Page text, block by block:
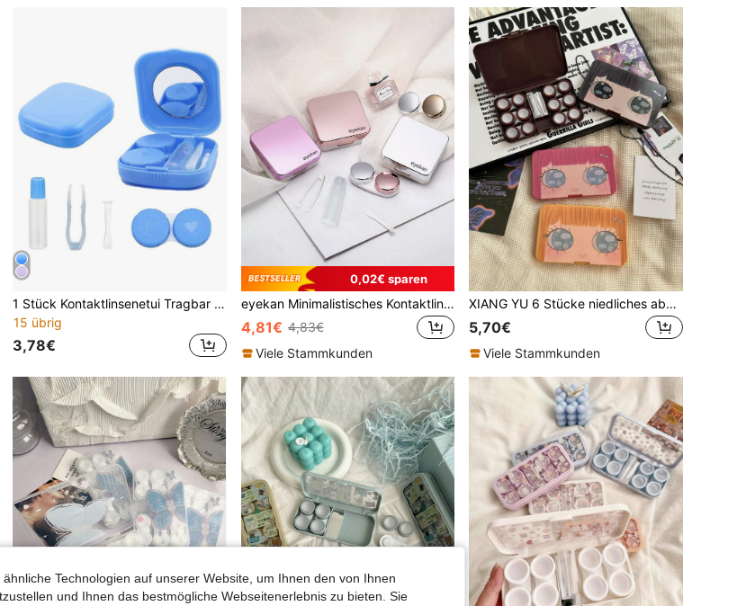
1 Stück Kontaktlinsenetui Tragbar Hygiene Kontaktlinsenbox Reise Set mit Spiegel Kontaktlinsen-Saugpinzette Blau
15 übrig
3,78€
0,02€ sparen
eyekan Minimalistisches Kontaktlinsenetui mit Spiegel, tragbares auslaufsicheres Kontaktlinsenetui-Set mit Spiegel, geeignet zum Einweichen von Kontaktlinsen für Reisen und Zuhause. Schule
4,81€ 4,83€
Viele Stammkunden
XIANG YU 6 Stücke niedliches abstraktes Kontaktlinsen-Etui-Set, tragbares auslaufsicheres Linsen-Kit mit Spiegel & Werkzeug, zum Einweichen, Aufbewahren, Reisen & für den Heimgebrauch
5,70€
Viele Stammkunden
Technologien auf unserer Website, um Ihnen den von Ihnen
und Ihnen das bestmögliche Webseitenerlebnis zu bieten. Sie